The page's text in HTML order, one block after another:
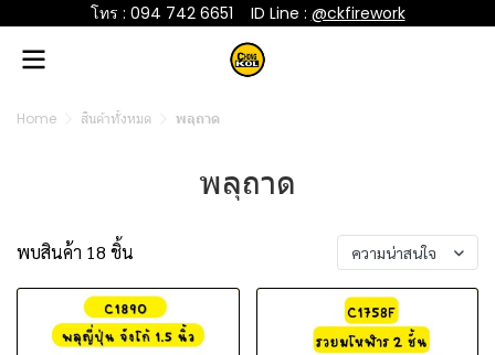
โทร : 094 742 6651 ID Line : @ckfirework
Home สินค้าทั้งหมด พลุถาด
พลุถาด
พบสินค้า 18 ชิ้น ความน่าสนใจ